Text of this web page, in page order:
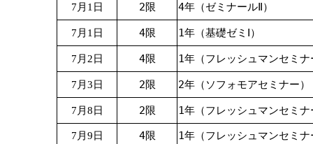
7月1日 2限 4年（ゼミナールⅡ）
7月1日 4限 1年（基礎ゼミⅠ）
7月2日 4限 1年（フレッシュマンセミナ
7月3日 2限 2年（ソフォモアセミナー）
7月8日 2限 1年（フレッシュマンセミナ
7月9日 4限 1年（フレッシュマンセミナ